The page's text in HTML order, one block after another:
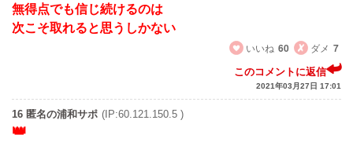
無得点でも信じ続けるのは
次こそ取れると思うしかない
いいね 60 ダメ 7
このコメントに返信
2021年03月27日 17:01
16 匿名の浦和サポ (IP:60.121.150.5 )